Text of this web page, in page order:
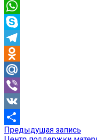
Email
WhatsApp
Skype
Telegram
Odnoklassniki
Mail.Ru
Viber
VK
Отправить
Навигация
Предыдущая запись